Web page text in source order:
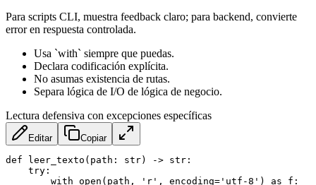
Para scripts CLI, muestra feedback claro; para backend, convierte
error en respuesta controlada.
Usa `with` siempre que puedas.
Declara codificación explícita.
No asumas existencia de rutas.
Separa lógica de I/O de lógica de negocio.
Lectura defensiva con excepciones específicas
Editar Copiar
def leer_texto(path: str) -> str:
    try:
        with open(path, 'r', encoding='utf-8') as f: